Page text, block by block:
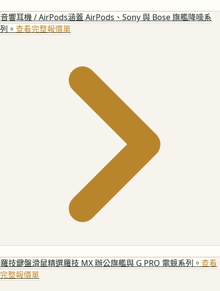
音響耳機 / AirPods涵蓋 AirPods、Sony 與 Bose 旗艦降噪系
列。 查看完整報價單
羅技鍵盤滑鼠精選羅技 MX 辦公旗艦與 G PRO 電競系列。 查看
完整報價單